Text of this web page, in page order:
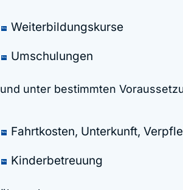
Weiterbildungskurse
Umschulungen
und unter bestimmten
Fahrtkosten, Unterkunft,
Kinderbetreuung